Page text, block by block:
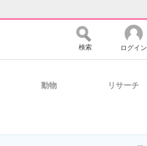
検索 ログイン
動物 リサーチ